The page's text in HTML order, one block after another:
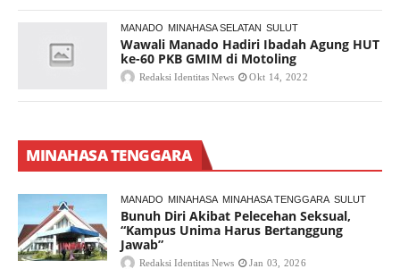
MANADO MINAHASA SELATAN SULUT
Wawali Manado Hadiri Ibadah Agung HUT
ke-60 PKB GMIM di Motoling
Redaksi Identitas News Okt 14, 2022
MINAHASA TENGGARA
MANADO MINAHASA MINAHASA TENGGARA SULUT
Bunuh Diri Akibat Pelecehan Seksual,
“Kampus Unima Harus Bertanggung
Jawab”
Redaksi Identitas News Jan 03, 2026